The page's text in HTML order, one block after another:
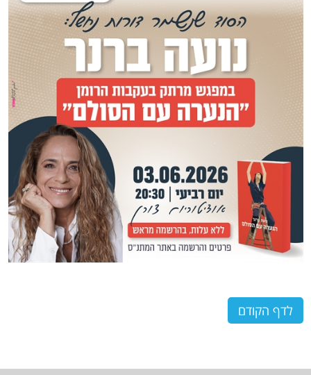
לדף הקודם